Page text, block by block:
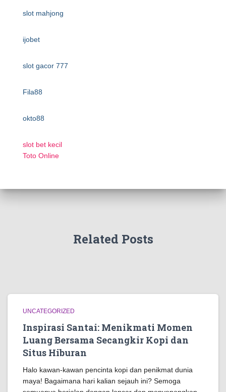
slot mahjong
ijobet
slot gacor 777
Fila88
okto88
slot bet kecil
Toto Online
Related Posts
UNCATEGORIZED
Inspirasi Santai: Menikmati Momen
Luang Bersama Secangkir Kopi dan
Situs Hiburan
Halo kawan-kawan pencinta kopi dan penikmat dunia
maya! Bagaimana hari kalian sejauh ini? Semoga